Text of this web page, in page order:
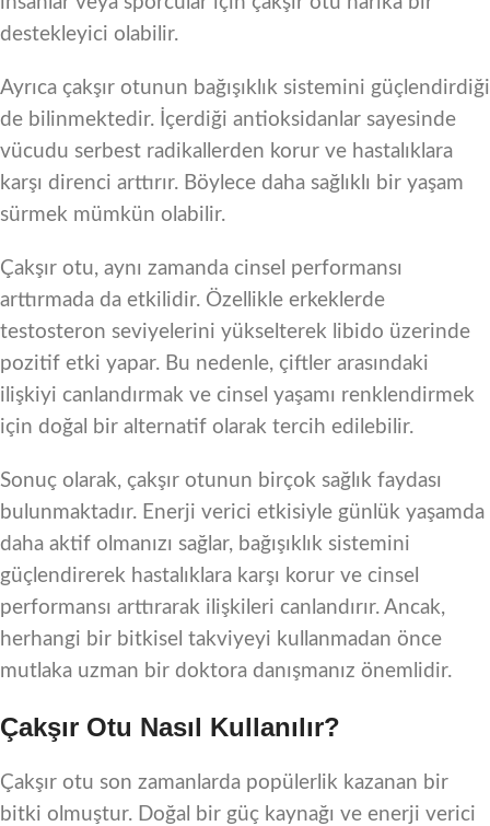
destekleyici olabilir.
Ayrıca çakşır otunun bağışıklık sistemini güçlendirdiği
de bilinmektedir. İçerdiği antioksidanlar sayesinde
vücudu serbest radikallerden korur ve hastalıklara
karşı direnci arttırır. Böylece daha sağlıklı bir yaşam
sürmek mümkün olabilir.
Çakşır otu, aynı zamanda cinsel performansı
arttırmada da etkilidir. Özellikle erkeklerde
testosteron seviyelerini yükselterek libido üzerinde
pozitif etki yapar. Bu nedenle, çiftler arasındaki
ilişkiyi canlandırmak ve cinsel yaşamı renklendirmek
için doğal bir alternatif olarak tercih edilebilir.
Sonuç olarak, çakşır otunun birçok sağlık faydası
bulunmaktadır. Enerji verici etkisiyle günlük yaşamda
daha aktif olmanızı sağlar, bağışıklık sistemini
güçlendirerek hastalıklara karşı korur ve cinsel
performansı arttırarak ilişkileri canlandırır. Ancak,
herhangi bir bitkisel takviyeyi kullanmadan önce
mutlaka uzman bir doktora danışmanız önemlidir.
Çakşır Otu Nasıl Kullanılır?
Çakşır otu son zamanlarda popülerlik kazanan bir
bitki olmuştur. Doğal bir güç kaynağı ve enerji verici